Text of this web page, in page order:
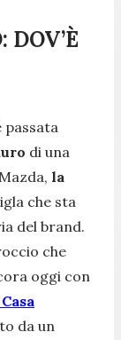
passata
di una
la
che sta
del brand.
che
oggi con
da un